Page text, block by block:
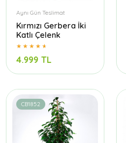
Aynı Gün Teslimat
Kırmızı Gerbera İki
Katlı Çelenk
4.999 TL
CB1852